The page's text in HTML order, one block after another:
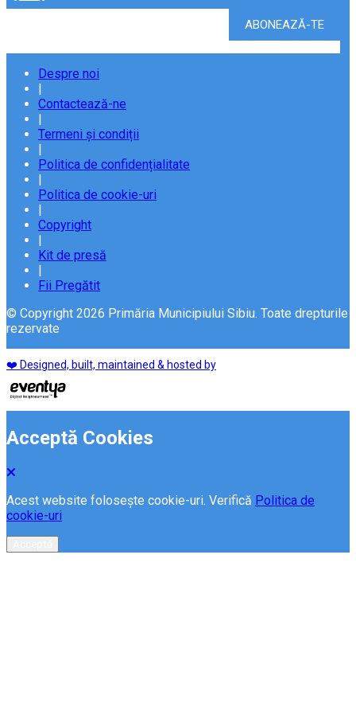
Despre noi
|
Contactează-ne
|
Termeni și condiții
|
Politica de confidențialitate
|
Politica de cookie-uri
|
Copyright
|
Kit de presă
|
Fii Pregătit
© Copyright 2026 Primăria Municipiului Sibiu. Toate drepturile
rezervate
❤️ Designed, built, maintained & hosted by
Acceptă Cookies
Acest website folosește cookie-uri. Verifică Politica de
cookie-uri